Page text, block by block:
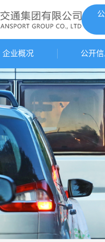
企业概况 公开